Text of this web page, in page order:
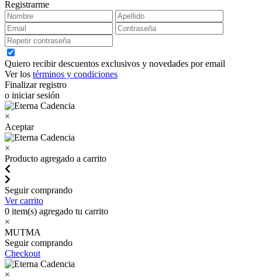
Registrarme
Quiero recibir descuentos exclusivos y novedades por email
Ver los términos y condiciones
Finalizar registro
o iniciar sesión
×
Aceptar
×
Producto agregado a carrito
Seguir comprando
Ver carrito
0 item(s) agregado tu carrito
×
MUTMA
Seguir comprando
Checkout
×